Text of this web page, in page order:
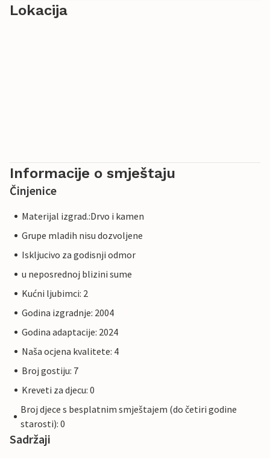
Lokacija
Informacije o smještaju
Činjenice
Materijal izgrad.:Drvo i kamen
Grupe mladih nisu dozvoljene
Iskljucivo za godisnji odmor
u neposrednoj blizini sume
Kućni ljubimci: 2
Godina izgradnje: 2004
Godina adaptacije: 2024
Naša ocjena kvalitete: 4
Broj gostiju: 7
Kreveti za djecu: 0
Broj djece s besplatnim smještajem (do četiri godine
starosti): 0
Sadržaji